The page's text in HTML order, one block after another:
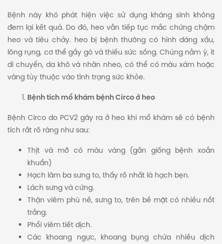
Bệnh này khó phát hiện việc sử dụng kháng sinh không
đem lại kết quả. Do đó, heo vẫn tiếp tục mắc chứng chậm
heo và tiêu chảy. heo bị bệnh thường có hình dáng xấu,
lông rụng, cơ thể gầy gò và thiếu sức sống. Chúng nằm ỳ, ít
di chuyển, da khô và nhăn nheo, có thể có màu xám hoặc
vàng tùy thuộc vào tình trạng sức khỏe.
Bệnh tích mổ khám bệnh Circo ở heo
Bệnh Circo do PCV2 gây ra ở heo khi mổ khám sẽ có bệnh
tích rất rõ ràng như sau:
Thịt và mỡ có màu vàng (gần giống bệnh xoắn
khuẩn)
Hạch lâm ba sưng to, thấy rõ nhất là hạch bẹn.
Lách sưng và cứng.
Thận viêm phù nề, sưng to, trên bề mặt có nhiều nốt
trắng.
Phổi viêm tiết dịch.
Các khoang ngực, khoang bụng chứa nhiều dịch